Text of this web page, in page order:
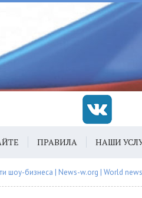
ПРАВИЛА НАШИ
шоу-бизнеса | News-w.org | World